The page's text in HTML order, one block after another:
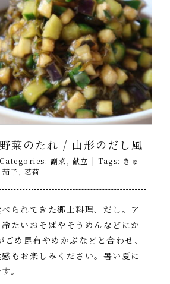
菜のたれ / 山形のだし風
Categories: 副菜 献立 | Tags: きゅ
茄子 茗荷
られてきた郷土料理、だし。ア
たいおそばやそうめんなどにか
め昆布やめかぶなどと合わせ、
もお楽しみください。暑い夏に
。